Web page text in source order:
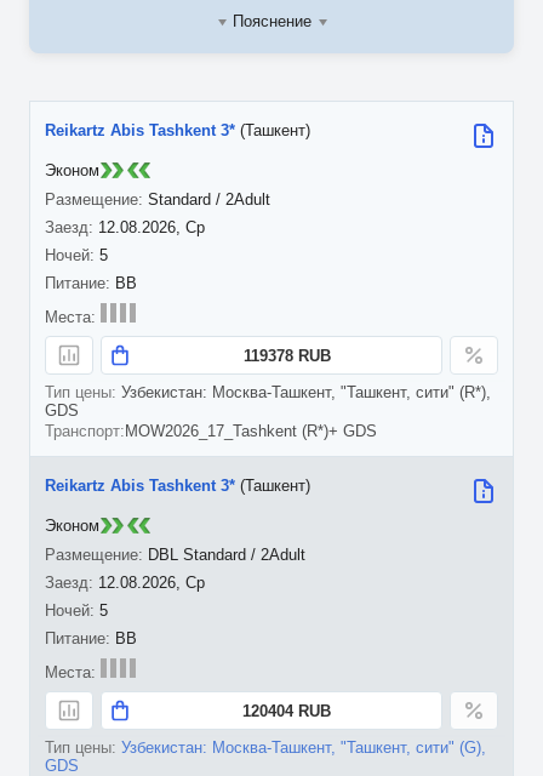
Пояснение
12.08.2026, Ср
5
Reikartz Abis Tashkent 3* (Ташкент)
Standard / 2Adult
BB
119378 RUB
Узбекистан: Москва-Ташкент, "Ташкент, сити" (R*),
GDS
MOW2026_17_Tashkent (R*)+ GDS
Эконом
12.08.2026, Ср
5
Reikartz Abis Tashkent 3* (Ташкент)
DBL Standard / 2Adult
BB
120404 RUB
Узбекистан: Москва-Ташкент, "Ташкент, сити" (G),
GDS
Эконом